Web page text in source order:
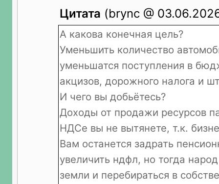
Цитата (brync @
А какова конечная цель?
Уменьшить количество
уменьшатся поступления в
акцизов, дорожного налога и
И чего вы добьётесь?
Доходы от продажи ресурсов
НДСе вы не вытянете, т.к.
Вам останется задрать
увеличить ндфл, но тогда
земли и перебираться в